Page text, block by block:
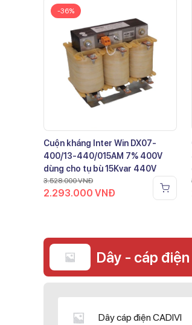
-36%
Cuộn kháng Inter Win DX07-
400/13-440/015AM 7% 400V
dùng cho tụ bù 15Kvar 440V
3.528.000VNĐ
2.293.000 VNĐ
Dây - cáp điện
Dây cáp điện CADIVI